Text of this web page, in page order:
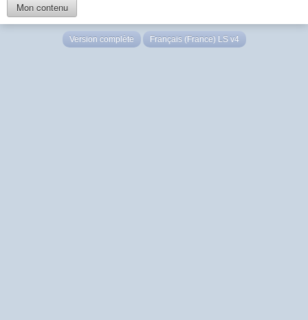
Mon contenu
Version complète Français (France) LS v4